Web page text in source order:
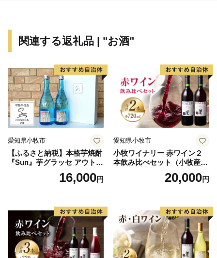
ものです
じが植えられており、毎年町外からも多くの人が訪れる
観光スポットです
また、じゃらんnet「全国のおすすめ紅葉スポットラン
キング」では2020年~2024年の5年連続で全国1位となり
ました。
信州の自然豊かな環境に触れ癒されてください！
関連する返礼品 | "お酒"
愛知県小牧市
【ふるさと納税】本格芋焼酎
『Sun』芋グラッセ アウトド
ア ソロキャンプ ベランピン
グ 巣ごもり 就労支援16,000円
愛知県小牧市
小牧ワイナリー 赤ワイン２
本飲み比べセット（小牧産ぶ
どう100％使用）20,000円